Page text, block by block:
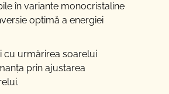
în variante monocristaline
optimă a energiei
cu urmărirea soarelui
prin ajustarea